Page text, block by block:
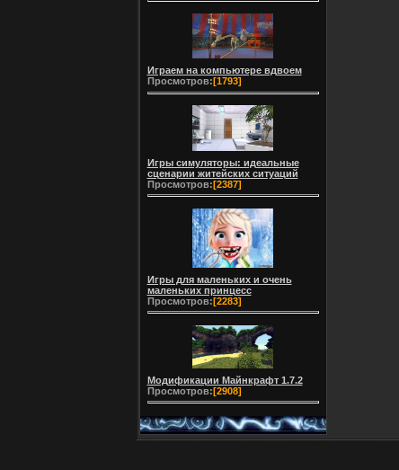
Играем на компьютере вдвоем
Просмотров: [1793]
Игры симуляторы: идеальные
сценарии житейских ситуаций
Просмотров:[2387]
Игры для маленьких и очень
маленьких принцесс
Просмотров:[2283]
Модификации Майнкрафт 1.7.2
Просмотров:[2908]